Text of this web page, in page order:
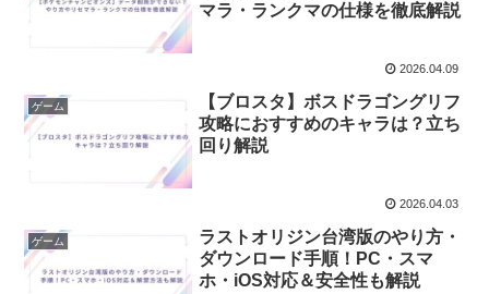
マラ・ランクマの仕様を徹底解説
2026.04.09
ゲーム
【ブロスタ】ボスドラゴングリフ
攻略におすすめのキャラは？立ち
回り解説
2026.04.03
ゲーム
ラストオリジン台湾版のやり方・
ダウンロード手順！PC・スマ
ホ・iOS対応＆安全性も解説